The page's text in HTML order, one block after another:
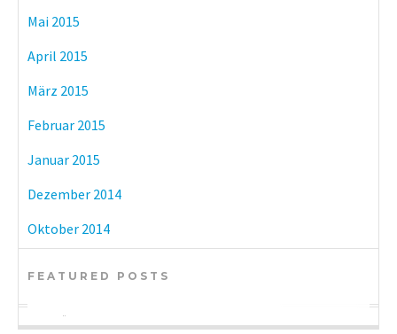
Mai 2015
April 2015
März 2015
Februar 2015
Januar 2015
Dezember 2014
Oktober 2014
FEATURED POSTS